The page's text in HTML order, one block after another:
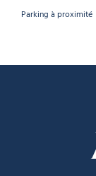
Parking à proximité